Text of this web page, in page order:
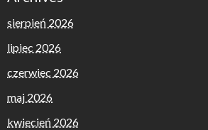
sierpień 2026
lipiec 2026
czerwiec 2026
maj 2026
kwiecień 2026